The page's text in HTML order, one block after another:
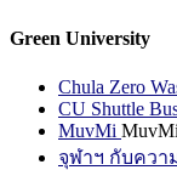
Green University
Chula Zero
CU Shuttle
MuvMi MuvMi
จุฬาฯ กับควา